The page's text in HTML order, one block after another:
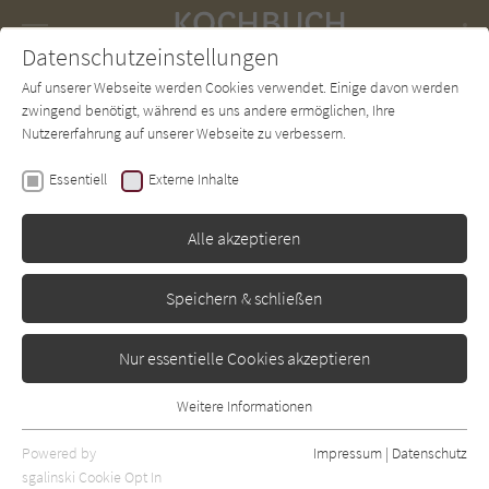
SUCHE Forum Charts Newsletter
Katzer, Gernot & Fansa, Jonas
picantissiomo: Das
Gewürzhandbuch
Die Werkstatt
Datenschutzeinstellungen
Auf unserer Webseite werden Cookies verwendet. Einige davon werden
zwingend benötigt, während es uns andere ermöglichen, Ihre
Nutzererfahrung auf unserer Webseite zu verbessern.
Essentiell Externe Inhalte
Alle akzeptieren
Speichern & schließen
Nur essentielle Cookies akzeptieren
Essentielle Cookies werden für grundlegende Funktionen der
Webseite benötigt. Dadurch ist gewährleistet, dass die Webseite
Weitere Informationen
Powered by
sgalinski Cookie Opt In
Impressum | Datenschutz